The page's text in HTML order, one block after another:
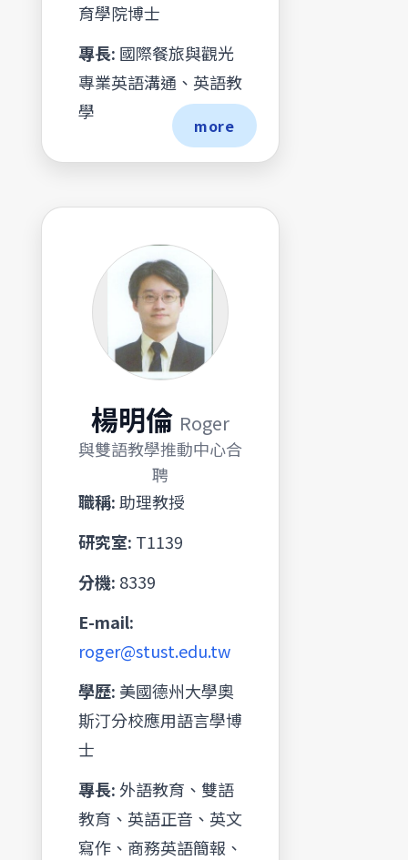
育學院博士
專長: 國際餐旅與觀光
專業英語溝通、英語教
學
more
楊明倫 Roger
與雙語教學推動中心合
聘
職稱:助理教授
研究室: T1139
分機: 8339
E-mail:
roger@stust.edu.tw
學歷: 美國德州大學奧
斯汀分校應用語言學博
士
專長: 外語教育、雙語
教育、英語正音、英文
寫作、商務英語簡報、